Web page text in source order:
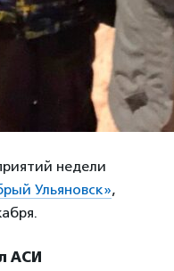
недели
Ульяновск»,
АСИ